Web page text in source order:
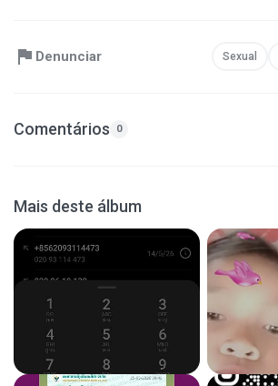
Denunciar Sexual
Comentários 0
Mais deste álbum